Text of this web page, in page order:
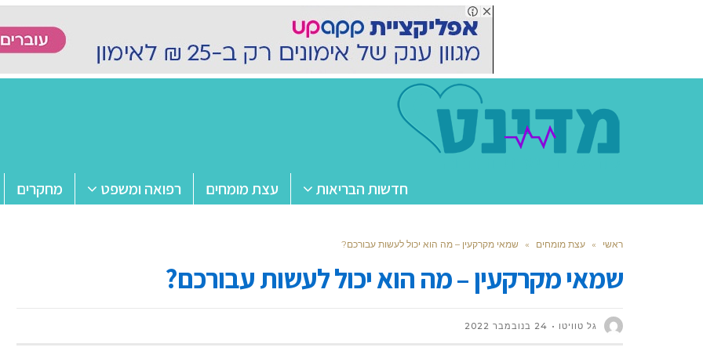
חדשות הבריאות עצת מומחים רפואה ומשפט מחקרים
ראשי » עצת מומחים » שמאי מקרקעין – מה הוא יכול לעשות עבורכם?
שמאי מקרקעין – מה הוא יכול לעשות עבורכם?
גל טוויטו 24 בנובמבר 2022